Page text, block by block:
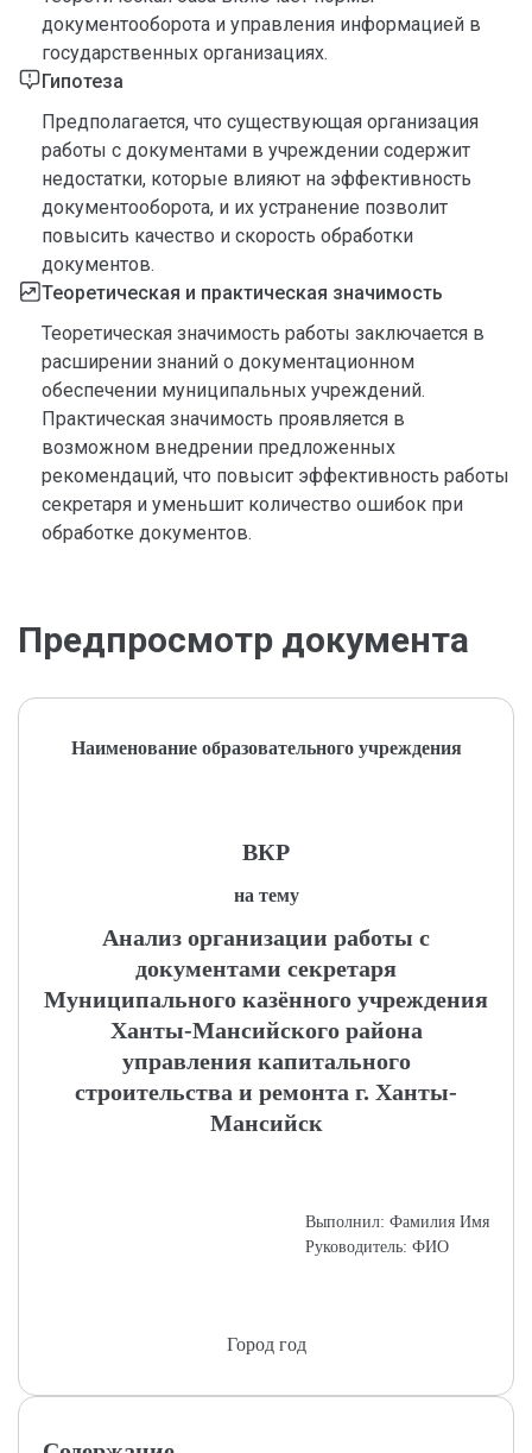
документооборота и управления информацией в
государственных организациях.
Гипотеза
Предполагается, что существующая организация
работы с документами в учреждении содержит
недостатки, которые влияют на эффективность
документооборота, и их устранение позволит
повысить качество и скорость обработки
документов.
Теоретическая и практическая значимость
Теоретическая значимость работы заключается в
расширении знаний о документационном
обеспечении муниципальных учреждений.
Практическая значимость проявляется в
возможном внедрении предложенных
рекомендаций, что повысит эффективность работы
секретаря и уменьшит количество ошибок при
обработке документов.
Предпросмотр документа
Наименование образовательного учреждения
ВКР
на тему
Анализ организации работы с
документами секретаря
Муниципального казённого учреждения
Ханты-Мансийского района
управления капитального
строительства и ремонта г. Ханты-
Мансийск
Выполнил: Фамилия Имя
Руководитель: ФИО
Город год